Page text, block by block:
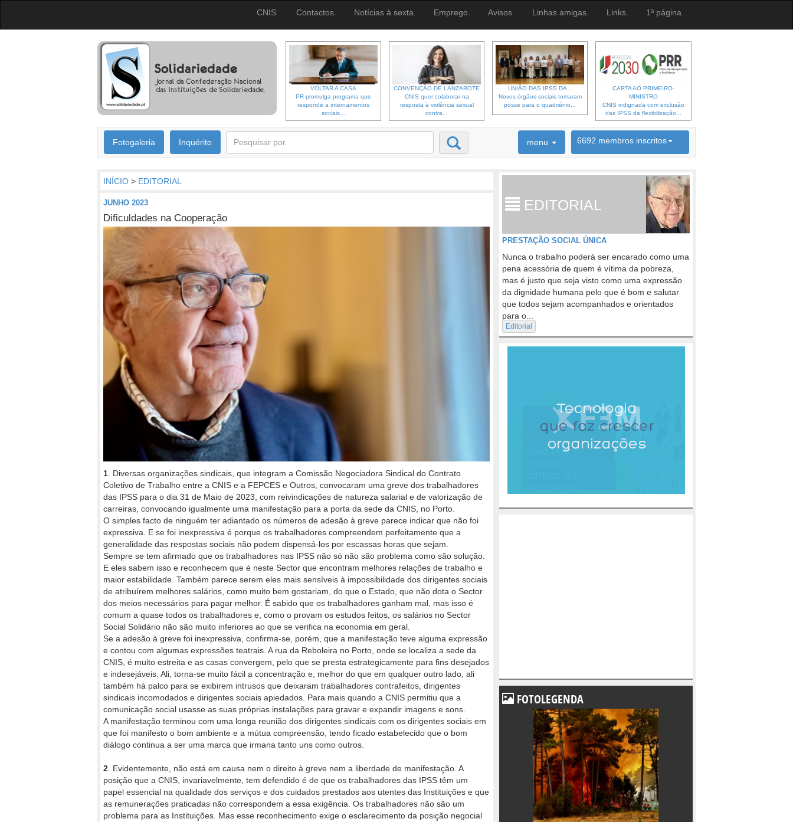
CNIS. Contactos. Notícias à sexta. Emprego. Avisos. Linhas amigas. Links. 1ª página.
VOLTAR A CASA
PR promulga programa que
responde a internamentos
sociais...
CONVENÇÃO DE LANZAROTE
CNIS quer colaborar na
resposta à violência sexual
contra...
UNIÃO DAS IPSS DA...
Novos órgãos sociais tomaram
posse para o quadriénio...
CARTA AO PRIMEIRO-
MINISTRO
CNIS indignada com exclusão
das IPSS da flexibilização...
Fotogaleria Inquérito menu 6692 membros inscritos
INÍCIO > EDITORIAL
JUNHO 2023
Dificuldades na Cooperação
1. Diversas organizações sindicais, que integram a Comissão Negociadora Sindical do Contrato
Coletivo de Trabalho entre a CNIS e a FEPCES e Outros, convocaram uma greve dos trabalhadores
das IPSS para o dia 31 de Maio de 2023, com reivindicações de natureza salarial e de valorização de
carreiras, convocando igualmente uma manifestação para a porta da sede da CNIS, no Porto.
O simples facto de ninguém ter adiantado os números de adesão à greve parece indicar que não foi
expressiva. E se foi inexpressiva é porque os trabalhadores compreendem perfeitamente que a
generalidade das respostas sociais não podem dispensá-los por escassas horas que sejam.
Sempre se tem afirmado que os trabalhadores nas IPSS não só não são problema como são solução.
E eles sabem isso e reconhecem que é neste Sector que encontram melhores relações de trabalho e
maior estabilidade. Também parece serem eles mais sensíveis à impossibilidade dos dirigentes sociais
de atribuírem melhores salários, como muito bem gostariam, do que o Estado, que não dota o Sector
dos meios necessários para pagar melhor. É sabido que os trabalhadores ganham mal, mas isso é
comum a quase todos os trabalhadores e, como o provam os estudos feitos, os salários no Sector
Social Solidário não são muito inferiores ao que se verifica na economia em geral.
Se a adesão à greve foi inexpressiva, confirma-se, porém, que a manifestação teve alguma expressão
e contou com algumas expressões teatrais. A rua da Reboleira no Porto, onde se localiza a sede da
CNIS, é muito estreita e as casas convergem, pelo que se presta estrategicamente para fins desejados
e indesejáveis. Ali, torna-se muito fácil a concentração e, melhor do que em qualquer outro lado, ali
também há palco para se exibirem intrusos que deixaram trabalhadores contrafeitos, dirigentes
sindicais incomodados e dirigentes sociais apiedados. Para mais quando a CNIS permitiu que a
comunicação social usasse as suas próprias instalações para gravar e expandir imagens e sons.
A manifestação terminou com uma longa reunião dos dirigentes sindicais com os dirigentes sociais em
que foi manifesto o bom ambiente e a mútua compreensão, tendo ficado estabelecido que o bom
diálogo continua a ser uma marca que irmana tanto uns como outros.
2. Evidentemente, não está em causa nem o direito à greve nem a liberdade de manifestação. A
posição que a CNIS, invariavelmente, tem defendido é de que os trabalhadores das IPSS têm um
papel essencial na qualidade dos serviços e dos cuidados prestados aos utentes das Instituições e que
as remunerações praticadas não correspondem a essa exigência. Os trabalhadores não são um
problema para as Instituições. Mas esse reconhecimento exige o esclarecimento da posição negocial
EDITORIAL
PRESTAÇÃO SOCIAL ÚNICA
Nunca o trabalho poderá ser encarado como uma
pena acessória de quem é vítima da pobreza,
mas é justo que seja visto como uma expressão
da dignidade humana pelo que é bom e salutar
que todos sejam acompanhados e orientados
para o...
Editorial
FOTOLEGENDA